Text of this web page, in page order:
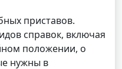
приставов.
справок, включая
положении, о
нужны в